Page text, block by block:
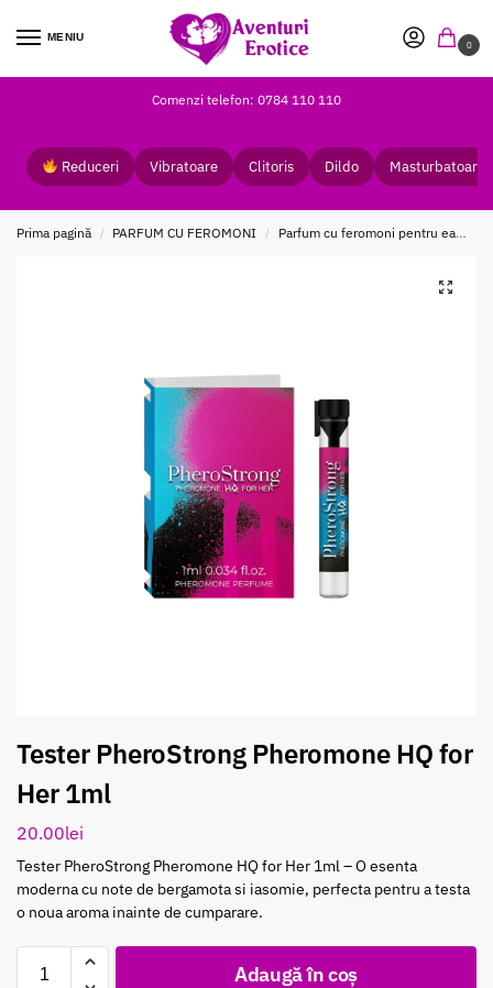
MENIU
0
Comenzi telefon: 0784 110 110
Reduceri Vibratoare Clitoris Dildo Masturbatoare
Prima pagină / PARFUM CU FEROMONI / Parfum cu feromoni pentru ea
Tester PheroStrong Pheromone HQ for
Her 1ml
20.00lei
Tester PheroStrong Pheromone HQ for Her 1ml – O esenta
moderna cu note de bergamota si iasomie, perfecta pentru a testa
o noua aroma inainte de cumparare.
Adaugă în coș